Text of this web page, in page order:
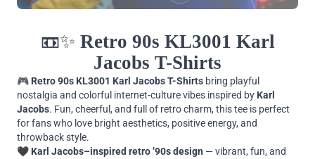
📼✨ Retro 90s KL3001 Karl
Jacobs T-Shirts
🎮 Retro 90s KL3001 Karl Jacobs T-Shirts bring playful
nostalgia and colorful internet-culture vibes inspired by Karl
Jacobs. Fun, cheerful, and full of retro charm, this tee is perfect
for fans who love bright aesthetics, positive energy, and
throwback style.
🖤 Karl Jacobs–inspired retro ’90s design — vibrant, fun, and